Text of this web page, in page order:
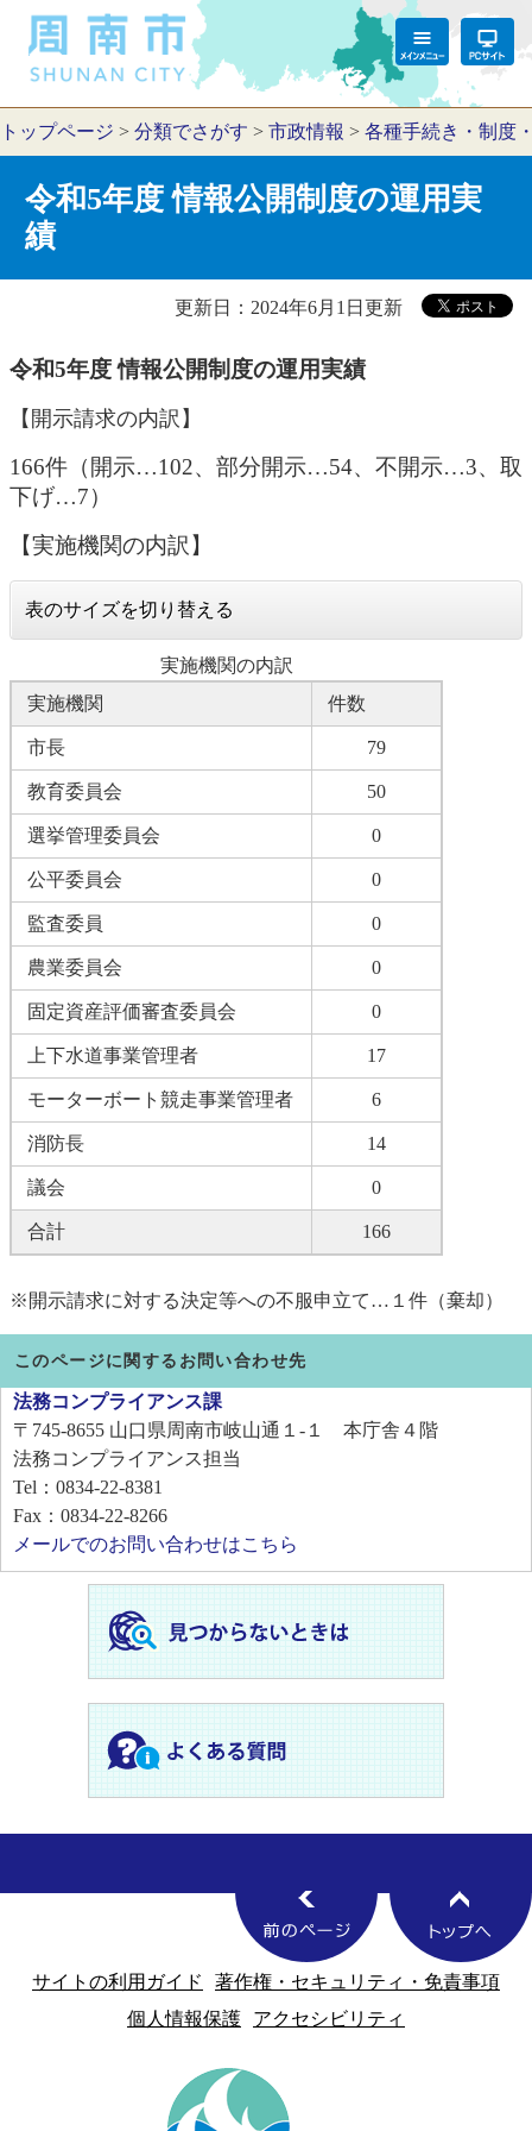
トップページ > 分類でさがす > 市政情報 > 各種手続き・制度
令和5年度 情報公開制度の運用実
績
更新日：2024年6月1日更新
令和5年度 情報公開制度の運用実績
【開示請求の内訳】
166件（開示…102、部分開示…54、不開示…3、取
下げ…7）
【実施機関の内訳】
表のサイズを切り替える
実施機関の内訳
実施機関
件数
市長 79
教育委員会 50
選挙管理委員会 0
公平委員会 0
監査委員 0
農業委員会 0
固定資産評価審査委員会 0
上下水道事業管理者 17
モーターボート競走事業管理者 6
消防長 14
議会 0
合計 166
※開示請求に対する決定等への不服申立て…１件（棄却）
このページに関するお問い合わせ先
法務コンプライアンス課
〒745-8655 山口県周南市岐山通１-１ 本庁舎４階
法務コンプライアンス担当
Tel：0834-22-8381
Fax：0834-22-8266
メールでのお問い合わせはこちら
サイトの利用ガイド
著作権・セキュリティ・免責事項
個人情報保護
アクセシビリティ